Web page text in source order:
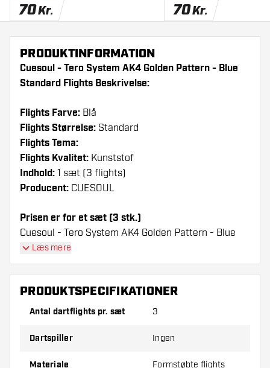
70Kr. 70Kr.
PRODUKTINFORMATION
Cuesoul - Tero System AK4 Golden Pattern - Blue
Standard Flights Beskrivelse:
Flights Farve: Blå
Flights Størrelse: Standard
Flights Tema:
Flights Kvalitet: Kunststof
Indhold: 1 sæt (3 flights)
Producent: CUESOUL
Prisen er for et sæt (3 stk.)
Cuesoul - Tero System AK4 Golden Pattern - Blue
Standard Flights flights have a long lifespan. These
flights can only be used with Cuesoul Shafts.
Dartshopper-tip!
Sørg for, at du har masser af flights og shafts
knækket ved brug.
Læs mere
PRODUKTSPECIFIKATIONER
Antal dartflights pr. sæt 3
Dartspiller Ingen
Materiale Formstøbte flights